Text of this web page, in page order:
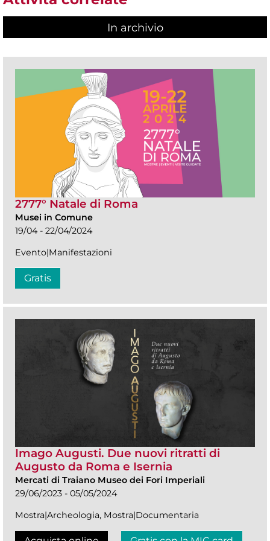
In archivio
2777° Natale di Roma
Musei in Comune
19/04 - 22/04/2024
Evento|Manifestazioni
Gratis
Imago Augusti. Due nuovi ritratti di
Augusto da Roma e Isernia
Mercati di Traiano Museo dei Fori Imperiali
29/06/2023 - 05/05/2024
Mostra|Archeologia, Mostra|Documentaria